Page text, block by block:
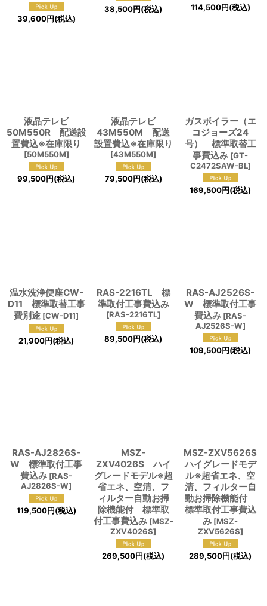
39,600円(税込)
38,500円(税込) 114,500円(税込)
液晶テレビ
50M550R 配送設
置費込※在庫限り
[50M550M]
99,500円(税込)
液晶テレビ
43M550M 配送
設置費込※在庫限り
[43M550M]
79,500円(税込)
ガスボイラー（エ
コジョーズ24
号） 標準取替工
事費込み [GT-
C2472SAW-BL]
169,500円(税込)
温水洗浄便座CW-
D11 標準取替工事
費別途 [CW-D11]
21,900円(税込)
RAS-2216TL 標
準取付工事費込み
[RAS-2216TL]
89,500円(税込)
RAS-AJ2526S-
W 標準取付工事
費込み [RAS-
AJ2526S-W]
109,500円(税込)
RAS-AJ2826S-
W 標準取付工事
費込み [RAS-
AJ2826S-W]
119,500円(税込)
MSZ-
ZXV4026S ハイ
グレードモデル※超
省エネ、空清、フ
ィルター自動お掃
除機能付 標準取
付工事費込み [MSZ-
ZXV4026S]
269,500円(税込)
MSZ-ZXV5626S
ハイグレードモデ
ル※超省エネ、空
清、フィルター自
動お掃除機能付
標準取付工事費込
み [MSZ-
ZXV5626S]
289,500円(税込)